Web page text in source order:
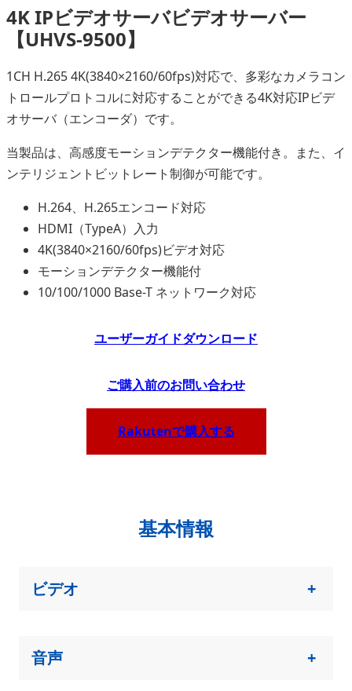
4K IPビデオサーバビデオサーバー
【UHVS-9500】
1CH H.265 4K(3840×2160/60fps)対応で、多彩なカメラコン
トロールプロトコルに対応することができる4K対応IPビデ
オサーバ（エンコーダ）です。
当製品は、高感度モーションデテクター機能付き。また、イ
ンテリジェントビットレート制御が可能です。
H.264、H.265エンコード対応
HDMI（TypeA）入力
4K(3840×2160/60fps)ビデオ対応
モーションデテクター機能付
10/100/1000 Base-T ネットワーク対応
ユーザーガイドダウンロード
ご購入前のお問い合わせ
Rakutenで購入する
基本情報
ビデオ +
音声 +